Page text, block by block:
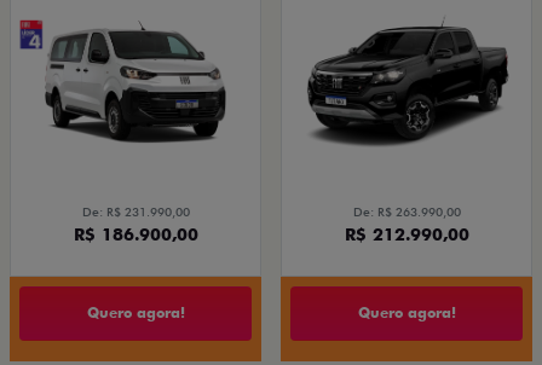
De: R$ 231.990,00
R$ 186.900,00
Quero agora!
De: R$ 263.990,00
R$ 212.990,00
Quero agora!